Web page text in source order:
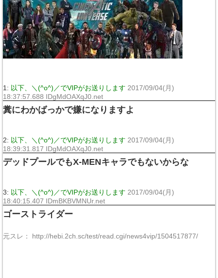
1: 以下、＼(^o^)／でVIPがお送りします 2017/09/04(月)
18:37:57.688 IDgMdOAXqJ0.net
糞にわかばっかで嫌になりますよ
2: 以下、＼(^o^)／でVIPがお送りします 2017/09/04(月)
18:39:31.817 IDgMdOAXqJ0.net
デッドプールでもX-MENキャラでもないからな
3: 以下、＼(^o^)／でVIPがお送りします 2017/09/04(月)
18:40:15.407 IDmBKBVMNUr.net
ゴーストライダー
元スレ： http://hebi.2ch.sc/test/read.cgi/news4vip/1504517877/